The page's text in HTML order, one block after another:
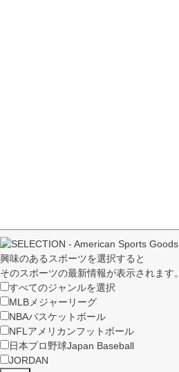
興味のあるスポーツを選択すると
そのスポーツの最新情報が表示されます。
すべてのジャンルを選択
MLB メジャーリーグ
NBAバスケットボール
NFL アメリカンフットボール
日本プロ野球Japan Baseball
JORDAN